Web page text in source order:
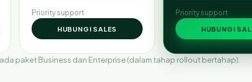
Priority support
HUBUNGI SALES
Priority support
HUBUNGI
paket Business dan Enterprise (dalam tahap rollout bertahap).